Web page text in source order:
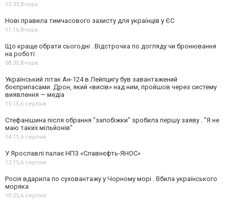
12:33, Вчора
Нові правила тимчасового захисту для українців у ЄС
11:16, Вчора
Що краще обрати сьогодні . Відстрочка по догляду чи бронювання
на роботі
08:35, Вчора
Український літак Ан-124 в Лейпцигу був завантажений
боєприпасами. Дрон, який «висів» над ним, пройшов через систему
виявлення — медіа
15:15,6 серпня
Стефанішина після обрання "запобіжки" зробила першу заяву . "Я не
маю таких мільйонів"
14:11,6 серпня
У Ярославлі палає НПЗ «Славнєфть-ЯНОС»
12:15,6 серпня
Росія вдарила по суховантажу у Чорному морі . Вбила українського
моряка
10:25,6 серпня